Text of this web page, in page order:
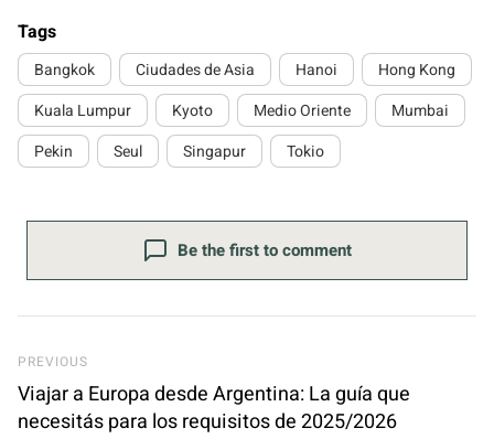
Tags
Bangkok Ciudades de Asia Hanoi
Hong Kong
Kuala Lumpur
Kyoto Medio Oriente
Mumbai
Pekin
Seul Singapur Tokio
Be the first to comment
Previous Post
PREVIOUS
Viajar a Europa desde Argentina: La guía que
necesitás para los requisitos de 2025/2026